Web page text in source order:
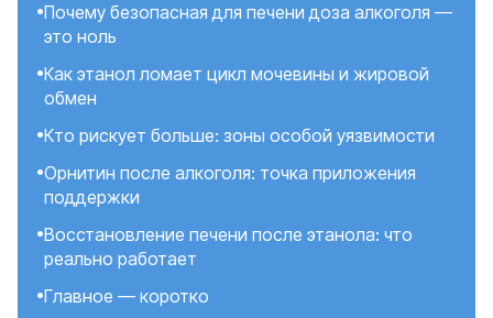
Почему безопасная для печени доза алкоголя —
это ноль
Как этанол ломает цикл мочевины и жировой
обмен
Кто рискует больше: зоны особой уязвимости
Орнитин после алкоголя: точка приложения
поддержки
Восстановление печени после этанола: что
реально работает
Главное — коротко